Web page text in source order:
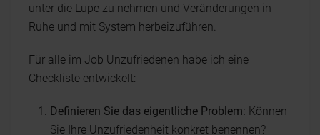
unter die Lupe zu nehmen und Veränderungen in
Ruhe und mit System herbeizuführen.
Für alle im Job Unzufriedenen habe ich eine
Checkliste entwickelt:
Definieren Sie das eigentliche Problem: Können
Sie Ihre Unzufriedenheit konkret benennen?